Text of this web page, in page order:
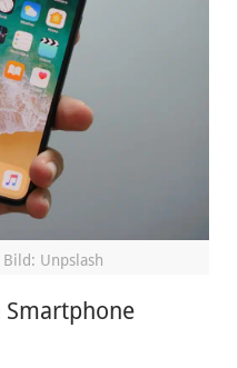
Unpslash
Smartphone